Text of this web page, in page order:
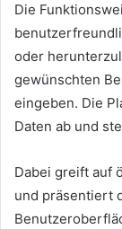
Die
oder
gewünschten
eingeben. Die
Daten ab und
Dabei greift auf
und präsentiert